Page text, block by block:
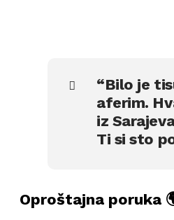
“Bilo je
aferim.
iz
Ti si sto
Oproštajna poruka